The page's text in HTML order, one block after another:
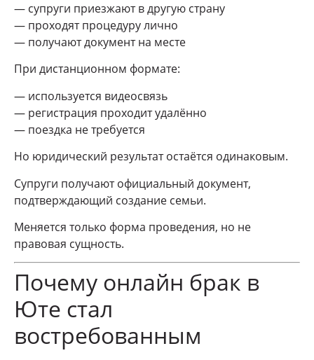
— супруги приезжают в другую страну
— проходят процедуру лично
— получают документ на месте
При дистанционном формате:
— используется видеосвязь
— регистрация проходит удалённо
— поездка не требуется
Но юридический результат остаётся одинаковым.
Супруги получают официальный документ,
подтверждающий создание семьи.
Меняется только форма проведения, но не
правовая сущность.
Почему онлайн брак в
Юте стал
востребованным